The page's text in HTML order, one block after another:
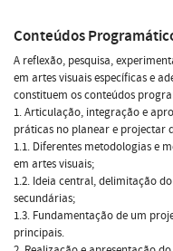
Conteúdos
A reflexão, pesquisa,
em artes visuais específicas e
constituem os conteúdos
1. Articulação, integração e
práticas no planear e projectar
1.1. Diferentes metodologias e
em artes visuais;
1.2. Ideia central, delimitação
secundárias;
1.3. Fundamentação de um
principais.